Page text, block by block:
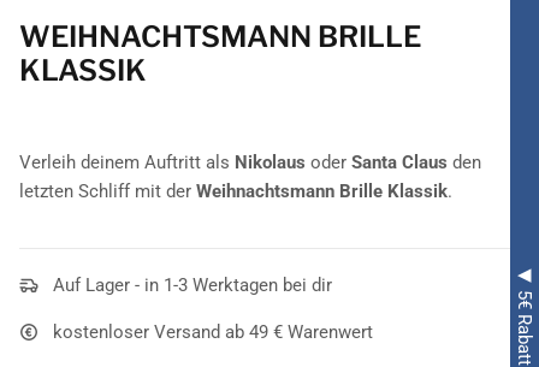
WEIHNACHTSMANN BRILLE
KLASSIK
Verleih deinem Auftritt als Nikolaus oder Santa Claus den
letzten Schliff mit der Weihnachtsmann Brille Klassik.
Auf Lager - in 1-3 Werktagen bei dir
kostenloser Versand ab 49 € Warenwert